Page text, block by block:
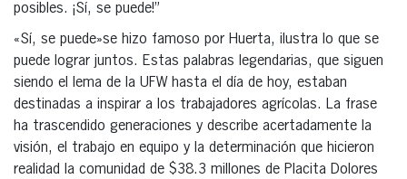
posibles. ¡Sí, se puede!”
«Sí, se puede»se hizo famoso por Huerta, ilustra lo que se
puede lograr juntos. Estas palabras legendarias, que siguen
siendo el lema de la UFW hasta el día de hoy, estaban
destinadas a inspirar a los trabajadores agrícolas. La frase
ha trascendido generaciones y describe acertadamente la
visión, el trabajo en equipo y la determinación que hicieron
realidad la comunidad de $38.3 millones de Placita Dolores